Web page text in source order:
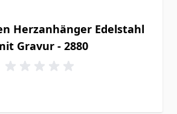
Herzanhänger Edelstahl
Gravur - 2880